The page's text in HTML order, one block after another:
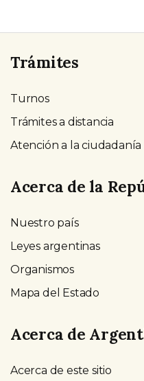
Trámites
Turnos
Trámites a distancia
Atención a la ciudadanía
Acerca de la
Nuestro país
Leyes argentinas
Organismos
Mapa del Estado
Acerca de
Acerca de este sitio